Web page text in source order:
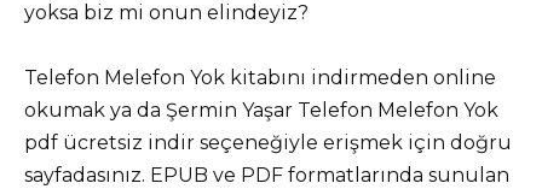
yoksa biz mi onun elindeyiz?
Telefon Melefon Yok kitabını indirmeden online
okumak ya da Şermin Yaşar Telefon Melefon Yok
pdf ücretsiz indir seçeneğiyle erişmek için doğru
sayfadasınız. EPUB ve PDF formatlarında sunulan